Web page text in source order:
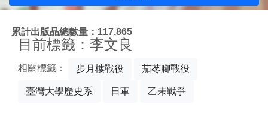
累計出版品總數量：117,865
目前標籤：李文良
相關標籤： 步月樓戰役 茄苳腳戰役
臺灣大學歷史系 日軍 乙未戰爭